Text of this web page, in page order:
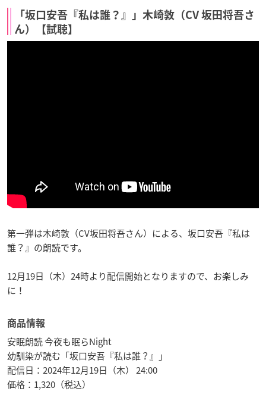
「坂口安吾『私は誰？』」木崎敦（CV 坂田将吾さ
ん）【試聴】
第一弾は木崎敦（CV坂田将吾さん）による、坂口安吾『私は
誰？』の朗読です。
12月19日（木）24時より配信開始となりますので、お楽しみ
に！
商品情報
安眠朗読 今夜も眠らNight
幼馴染が読む「坂口安吾『私は誰？』」
配信日：2024年12月19日（木） 24:00
価格：1,320（税込）